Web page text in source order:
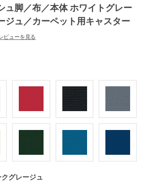
ュ脚／布／本体 ホワイトグレー
ジュ／カーペット用キャスター
ビューを見る
グレージュ